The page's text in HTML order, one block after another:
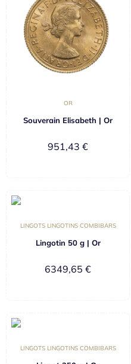
OR
Souverain Elisabeth | Or
951,43 €
LINGOTS LINGOTINS COMBIBARS
Lingotin 50 g | Or
6349,65 €
LINGOTS LINGOTINS COMBIBARS